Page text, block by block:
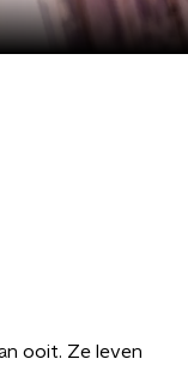
ooit. Ze leven